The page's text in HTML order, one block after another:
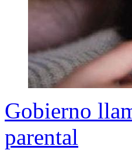
Gobierno
parental